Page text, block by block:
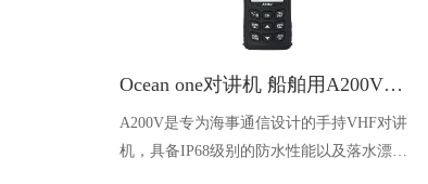
Ocean one对讲机 船舶用A200V漂浮式手持防水对讲机
A200V是专为海事通信设计的手持VHF对讲
机，具备IP68级别的防水性能以及落水漂浮